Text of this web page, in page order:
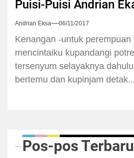
Puisi-Puisi Andrian
Andrian Eksa 06/11/2017
Kenangan -untuk perempuan
mencintaiku kupandangi
tersenyum selayaknya
bertemu dan kupinjam
Pos-pos Terbaru